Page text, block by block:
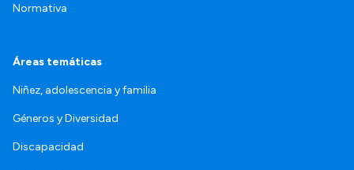
Normativa
Áreas temáticas
Niñez, adolescencia y familia
Géneros y Diversidad
Discapacidad